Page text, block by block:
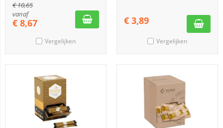
€10,65
vanaf
€ 8,67
Vergelijken
€ 3,89
Vergelijken